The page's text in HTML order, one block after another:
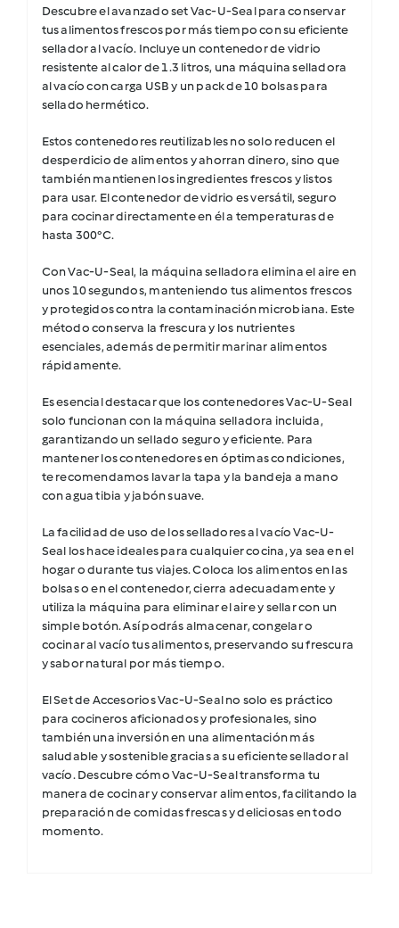
Descubre el avanzado set Vac-U-Seal para conservar
tus alimentos frescos por más tiempo con su eficiente
sellador al vacío. Incluye un contenedor de vidrio
resistente al calor de 1.3 litros, una máquina selladora
al vacío con carga USB y un pack de 10 bolsas para
sellado hermético.
Estos contenedores reutilizables no solo reducen el
desperdicio de alimentos y ahorran dinero, sino que
también mantienen los ingredientes frescos y listos
para usar. El contenedor de vidrio es versátil, seguro
para cocinar directamente en él a temperaturas de
hasta 300°C.
Con Vac-U-Seal, la máquina selladora elimina el aire en
unos 10 segundos, manteniendo tus alimentos frescos
y protegidos contra la contaminación microbiana. Este
método conserva la frescura y los nutrientes
esenciales, además de permitir marinar alimentos
rápidamente.
Es esencial destacar que los contenedores Vac-U-Seal
solo funcionan con la máquina selladora incluida,
garantizando un sellado seguro y eficiente. Para
mantener los contenedores en óptimas condiciones,
te recomendamos lavar la tapa y la bandeja a mano
con agua tibia y jabón suave.
La facilidad de uso de los selladores al vacío Vac-U-
Seal los hace ideales para cualquier cocina, ya sea en el
hogar o durante tus viajes. Coloca los alimentos en las
bolsas o en el contenedor, cierra adecuadamente y
utiliza la máquina para eliminar el aire y sellar con un
simple botón. Así podrás almacenar, congelar o
cocinar al vacío tus alimentos, preservando su frescura
y sabor natural por más tiempo.
El Set de Accesorios Vac-U-Seal no solo es práctico
para cocineros aficionados y profesionales, sino
también una inversión en una alimentación más
saludable y sostenible gracias a su eficiente sellador al
vacío. Descubre cómo Vac-U-Seal transforma tu
manera de cocinar y conservar alimentos, facilitando la
preparación de comidas frescas y deliciosas en todo
momento.